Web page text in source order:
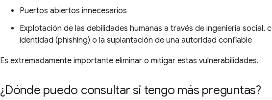
Puertos abiertos innecesarios
Explotación de las debilidades humanas a través de ingeniería social,
identidad (phishing) o la suplantación de una autoridad confiable
Es extremadamente importante eliminar o mitigar estas vulnerabilidades.
¿Dónde puedo consultar si tengo más preguntas?